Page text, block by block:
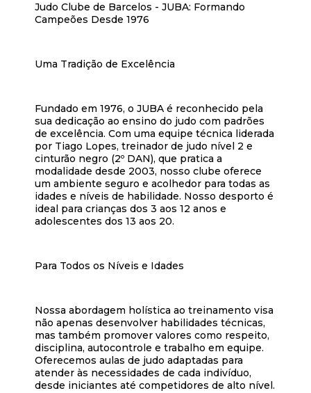
Judo Clube de Barcelos - JUBA: Formando
Campeões Desde 1976
Uma Tradição de Excelência
Fundado em 1976, o JUBA é reconhecido pela
sua dedicação ao ensino do judo com padrões
de excelência. Com uma equipe técnica liderada
por Tiago Lopes, treinador de judo nível 2 e
cinturão negro (2º DAN), que pratica a
modalidade desde 2003, nosso clube oferece
um ambiente seguro e acolhedor para todas as
idades e níveis de habilidade. Nosso desporto é
ideal para crianças dos 3 aos 12 anos e
adolescentes dos 13 aos 20.
Para Todos os Níveis e Idades
Nossa abordagem holística ao treinamento visa
não apenas desenvolver habilidades técnicas,
mas também promover valores como respeito,
disciplina, autocontrole e trabalho em equipe.
Oferecemos aulas de judo adaptadas para
atender às necessidades de cada indivíduo,
desde iniciantes até competidores de alto nível.